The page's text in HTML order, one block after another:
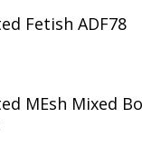
Fetish ADF78
MEsh Mixed